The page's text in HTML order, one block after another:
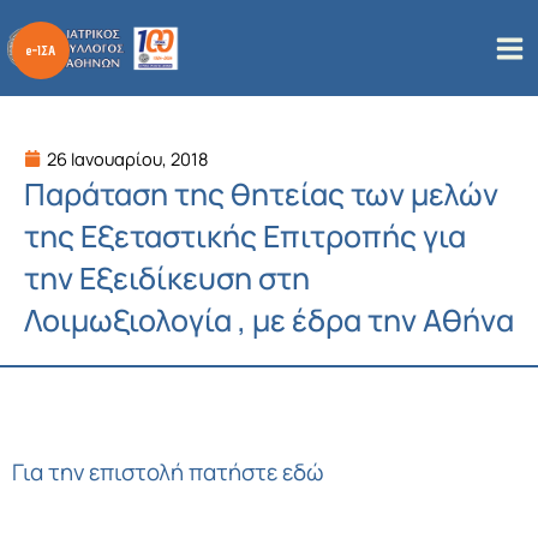
στο
περιεχόμενο
26 Ιανουαρίου, 2018
Παράταση της θητείας των μελών
της Εξεταστικής Επιτροπής για
την Εξειδίκευση στη
Λοιμωξιολογία , με έδρα την Αθήνα
Για την επιστολή πατήστε εδώ